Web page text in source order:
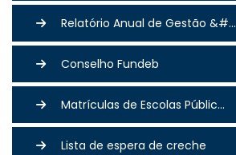
Relatório Anual de Gestão &#...
Conselho Fundeb
Matrículas de Escolas Públic...
Lista de espera de creche